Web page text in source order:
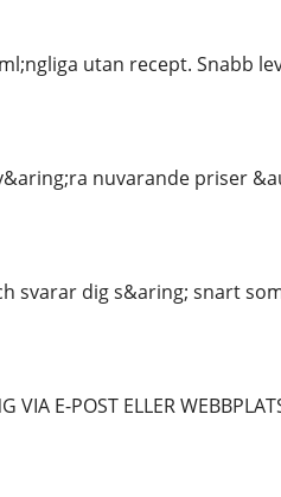
utan recept. Snabb
nuvarande priser
svarar dig s&aring; snart
E-POST ELLER